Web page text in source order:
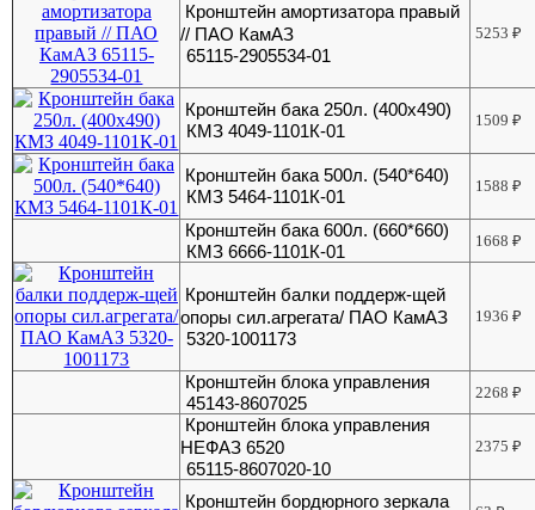
Кронштейн амортизатора правый
// ПАО КамАЗ
65115-2905534-01
5253₽
Кронштейн бака 250л. (400х490)
КМЗ 4049-1101К-01
1509₽
Кронштейн бака 500л. (540*640)
КМЗ 5464-1101К-01
1588₽
Кронштейн бака 600л. (660*660)
КМЗ 6666-1101К-01
1668₽
Кронштейн балки поддерж-щей
опоры сил.агрегата/ ПАО КамАЗ
5320-1001173
1936₽
Кронштейн блока управления
45143-8607025
2268₽
Кронштейн блока управления
НЕФАЗ 6520
65115-8607020-10
2375₽
Кронштейн бордюрного зеркала